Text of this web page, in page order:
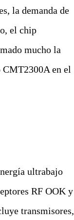
la demanda de
el chip
mucho la
en el
ultrabajo
RF OOK y
transmisores,